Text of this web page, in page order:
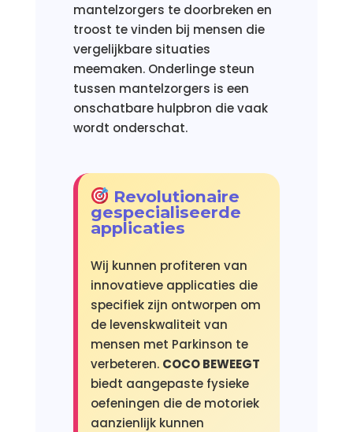
mantelzorgers te doorbreken en
troost te vinden bij mensen die
vergelijkbare situaties
meemaken. Onderlinge steun
tussen mantelzorgers is een
onschatbare hulpbron die vaak
wordt onderschat.
Revolutionaire
gespecialiseerde
applicaties
Wij kunnen profiteren van
innovatieve applicaties die
specifiek zijn ontworpen om
de levenskwaliteit van
mensen met Parkinson te
verbeteren. COCO BEWEEGT
biedt aangepaste fysieke
oefeningen die de motoriek
aanzienlijk kunnen